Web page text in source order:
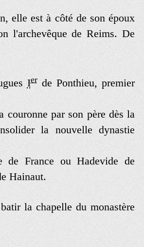
,elle est à côté de son époux
l'archevêque de Reims.De
Ier de Ponthieu,premier
couronne par son père dès la
la nouvelle dynastie
de France ou Hadevide de
Hainaut.
batir la chapelle du monastère